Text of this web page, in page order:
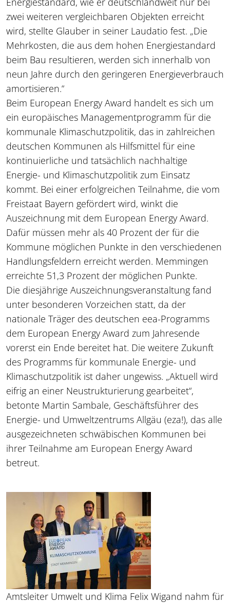
zwei weiteren vergleichbaren Objekten erreicht
wird, stellte Glauber in seiner Laudatio fest. „Die
Mehrkosten, die aus dem hohen Energiestandard
beim Bau resultieren, werden sich innerhalb von
neun Jahre durch den geringeren Energieverbrauch
amortisieren.“
Beim European Energy Award handelt es sich um
ein europäisches Managementprogramm für die
kommunale Klimaschutzpolitik, das in zahlreichen
deutschen Kommunen als Hilfsmittel für eine
kontinuierliche und tatsächlich nachhaltige
Energie- und Klimaschutzpolitik zum Einsatz
kommt. Bei einer erfolgreichen Teilnahme, die vom
Freistaat Bayern gefördert wird, winkt die
Auszeichnung mit dem European Energy Award.
Dafür müssen mehr als 40 Prozent der für die
Kommune möglichen Punkte in den verschiedenen
Handlungsfeldern erreicht werden. Memmingen
erreichte 51,3 Prozent der möglichen Punkte.
Die diesjährige Auszeichnungsveranstaltung fand
unter besonderen Vorzeichen statt, da der
nationale Träger des deutschen eea-Programms
dem European Energy Award zum Jahresende
vorerst ein Ende bereitet hat. Die weitere Zukunft
des Programms für kommunale Energie- und
Klimaschutzpolitik ist daher ungewiss. „Aktuell wird
eifrig an einer Neustrukturierung gearbeitet“,
betonte Martin Sambale, Geschäftsführer des
Energie- und Umweltzentrums Allgäu (eza!), das alle
ausgezeichneten schwäbischen Kommunen bei
ihrer Teilnahme am European Energy Award
betreut.
Amtsleiter Umwelt und Klima Felix Wigand nahm für